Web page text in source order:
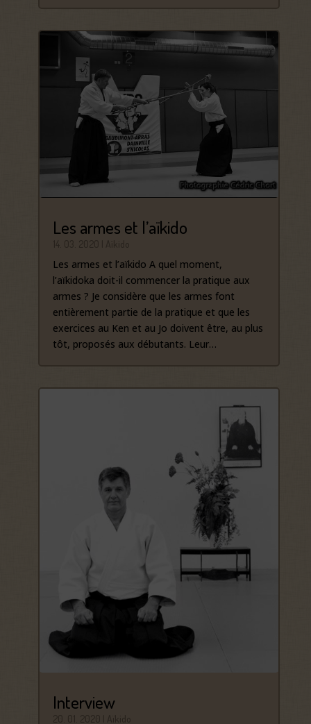
Les armes et l’aïkido
Les armes et l’aïkido A quel moment,
l’aïkidoka doit-il commencer la pratique aux
armes ? Je considère que les armes font
entièrement partie de la pratique et que les
exercices au Ken et au Jo doivent être, au plus
tôt, proposés aux débutants. Leur…
Interview